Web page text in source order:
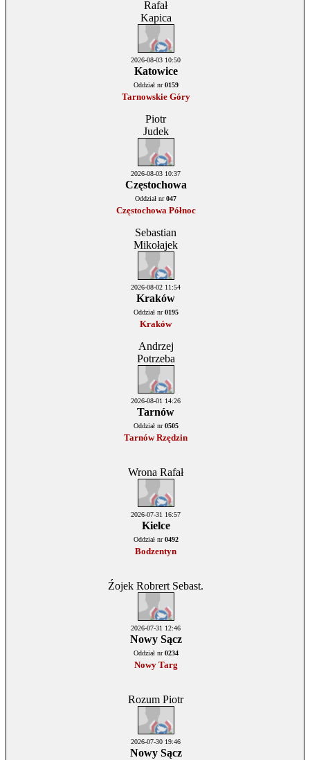
Rafał
Kapica
2026-08-03 10:50
Katowice
Oddział nr0159
Tarnowskie Góry
Piotr
Judek
2026-08-03 10:37
Częstochowa
Oddział nr047
Częstochowa Północ
Sebastian
Mikołajek
2026-08-02 11:54
Kraków
Oddział nr0195
Kraków
Andrzej
Potrzeba
2026-08-01 14:26
Tarnów
Oddział nr0505
Tarnów Rzędzin
Wrona Rafał
2026-07-31 16:57
Kielce
Oddział nr0492
Bodzentyn
Źojek Robrert Sebast.
2026-07-31 12:46
Nowy Sącz
Oddział nr0234
Nowy Targ
Rozum Piotr
2026-07-30 19:46
Nowy Sącz